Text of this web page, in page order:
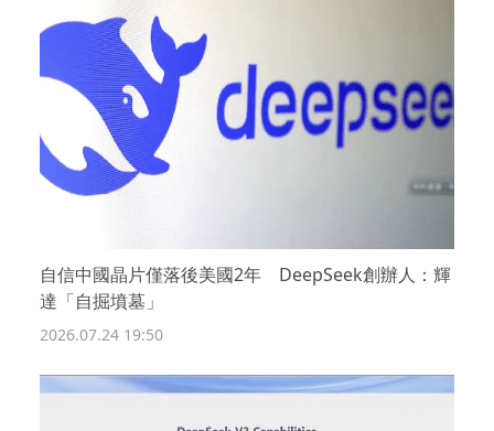
自信中國晶片僅落後美國2年 DeepSeek創辦人：輝
達「自掘墳墓」
2026.07.24 19:50